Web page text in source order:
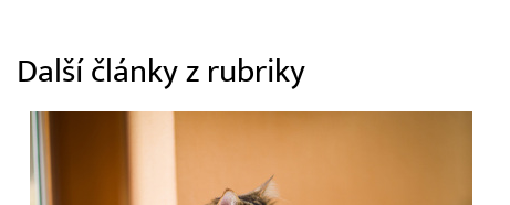
Další články z rubriky